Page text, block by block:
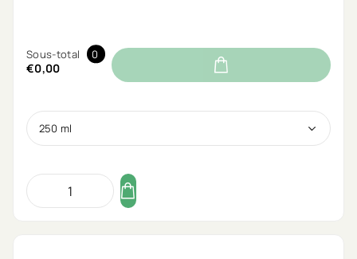
Sous-total 0
€0,00